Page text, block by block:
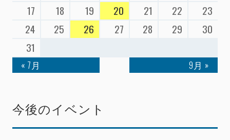
17
18 19 20 21 22
23
24
25 26 27 28 29
30
31
« 7月 9月 »
今後のイベント